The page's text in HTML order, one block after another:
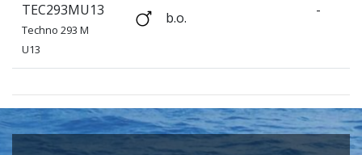
TEC293MU13
Techno 293 M
U13
b.o. -